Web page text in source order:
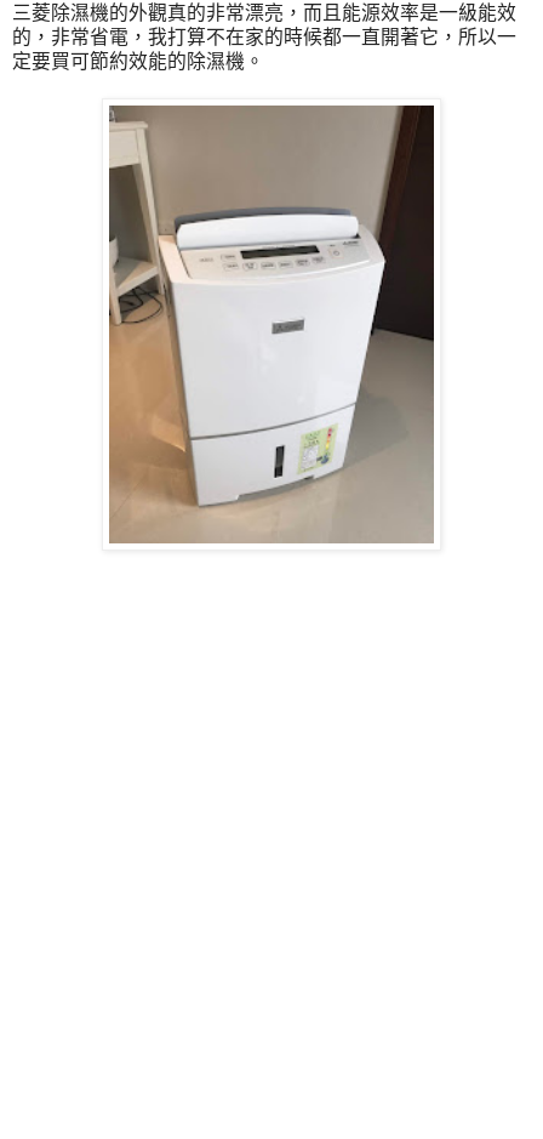
三菱除濕機的外觀真的非常漂亮，而且能源效率是一級能效
的，非常省電，我打算不在家的時候都一直開著它，所以一
定要買可節約效能的除濕機。